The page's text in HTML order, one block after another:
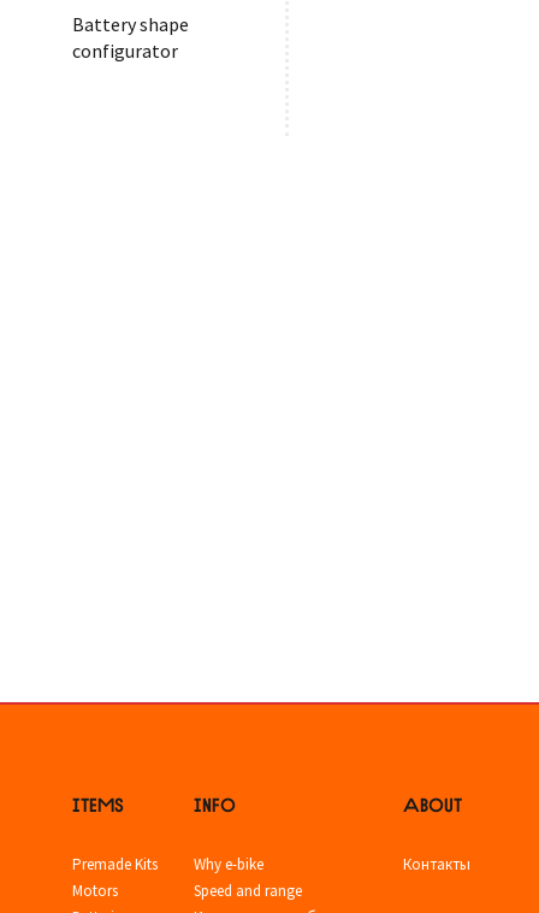
Battery shape
configurator
ITEMS
Premade Kits
Motors
INFO
Why e-bike
Speed and range
ABOUT
Контакты